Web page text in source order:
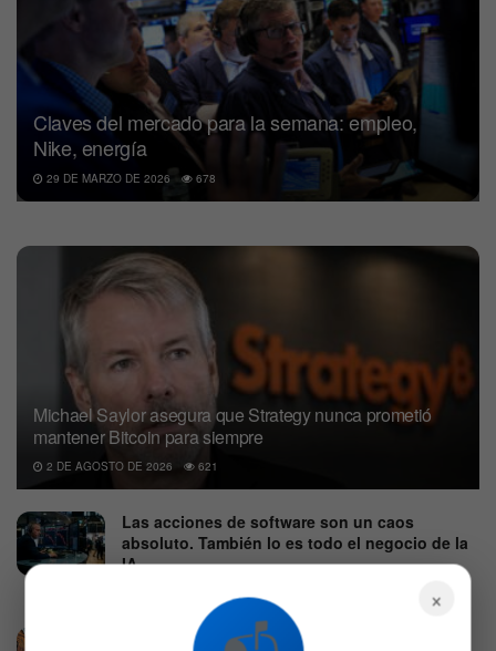
Claves del mercado para la semana: empleo,
Nike, energía
29 DE MARZO DE 2026 678
Michael Saylor asegura que Strategy nunca prometió
mantener Bitcoin para siempre
2 DE AGOSTO DE 2026 621
Las acciones de software son un caos
absoluto. También lo es todo el negocio de la
IA
Bonos del Tesoro de EEUU caen mientras
×